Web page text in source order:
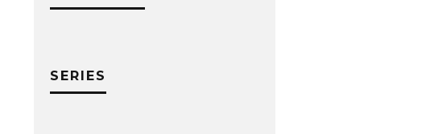
SERIES